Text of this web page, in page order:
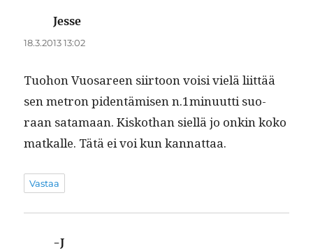
Jesse
18.3.2013 13:02
Tuo­hon Vuosa­reen siir­toon voisi vielä liit­tää
sen metron piden­tämisen n.1minuutti suo­
raan sata­maan. Kiskothan siel­lä jo onkin koko
matkalle. Tätä ei voi kun kannattaa.
Vastaa
-J